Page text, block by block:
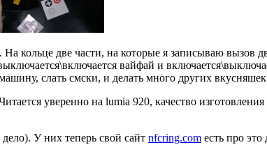
. На кольце две части, на которые я записываю вызов
вайфай и
слать смски, и делать много других
уверенно на lumia 920, качество
У них теперь свой сайт nfcring.com есть про